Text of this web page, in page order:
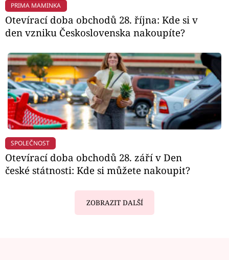
PRIMA MAMINKA
Otevírací doba obchodů 28. října: Kde si v
den vzniku Československa nakoupíte?
SPOLEČNOST
Otevírací doba obchodů 28. září v Den
české státnosti: Kde si můžete nakoupit?
ZOBRAZIT DALŠÍ